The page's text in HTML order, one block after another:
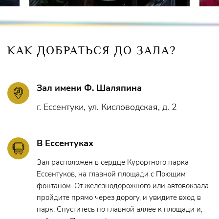
грузинские и армянские семьи, и где соперничают две
свахи — Ханума и Кабато.
Режиссер –Алла Чепинога
Костюмный цех –
Хореограф –
Музыкальный руководитель –Роман Аванесов
Звуковой цех – Роман Радионов
Ответственный концертмейстер –Татьяна Шишкина
КАК ДОБРАТЬСЯ ДО ЗАЛА?
Зал имени Ф. Шаляпина
г. Ессентуки, ул. Кисловодская, д. 2
В Ессентуках
Зал расположен в сердце Курортного парка
Ессентуков, на главной площади с Поющим
фонтаном. От железнодорожного или автовокзала
пройдите прямо через дорогу, и увидите вход в
парк. Спуститесь по главной аллее к площади и,